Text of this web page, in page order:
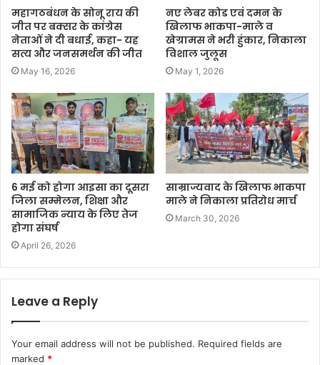
महागठबंधन के सोनू राय की
जीत पर बक्सर के कांग्रेस
नेताओं ने दी बधाई, कहा- यह
सत्य और जनसमर्थन की जीत
May 16, 2026
नए लेबर कोड एवं दमन के
खिलाफ भाकपा-माले व
खेग्रामस ने भरी हुंकार, निकाला
विशाल जुलूस
May 1, 2026
6 मई को होगा आइसा का दूसरा
जिला सम्मेलन, शिक्षा और
सामाजिक न्याय के लिए तेज
होगा संघर्ष
April 26, 2026
साम्राज्यवाद के खिलाफ भाकपा
माले ने निकाला प्रतिरोध मार्च
March 30, 2026
Leave a Reply
Your email address will not be published. Required fields are
marked *